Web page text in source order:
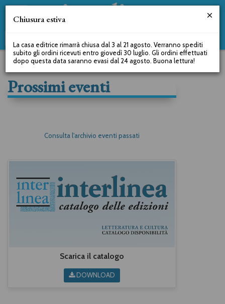
Prossimi eventi
Consulta l'archivio eventi passati
Scarica il catalogo
DOWNLOAD
Chiusura estiva
La casa editrice rimarrà chiusa dal 3 al 21 agosto. Verranno spediti
subito gli ordini ricevuti entro giovedì 30 luglio. Gli ordini effettuati
dopo questa data saranno evasi dal 24 agosto. Buona lettura!